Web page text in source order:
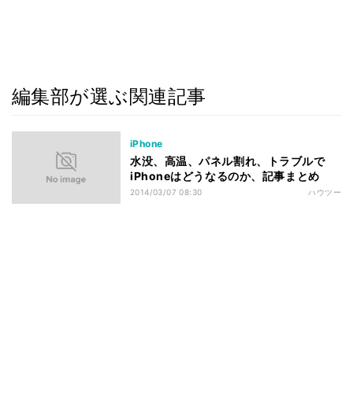
編集部が選ぶ関連記事
iPhone
水没、高温、パネル割れ、トラブルで
iPhoneはどうなるのか、記事まとめ
2014/03/07 08:30 ハウツー